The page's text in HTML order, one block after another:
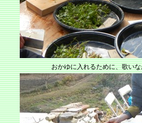
おかゆに入れるために、歌い